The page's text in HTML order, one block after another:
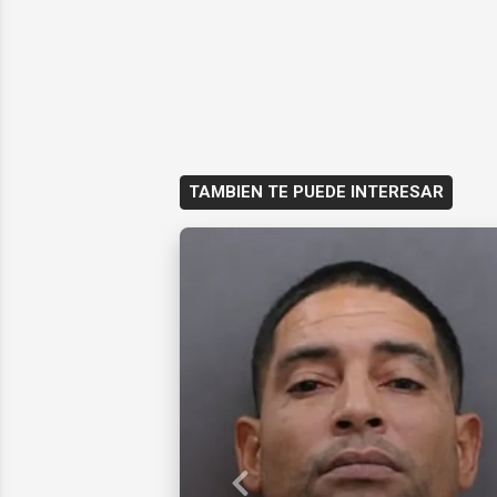
TAMBIEN TE PUEDE INTERESAR
Previous